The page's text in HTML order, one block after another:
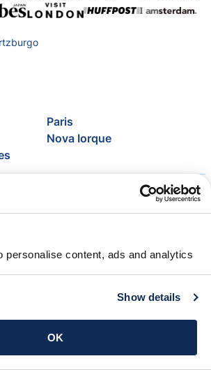
personalise content, ads and analytics
Show details
OK
Paris
Nova Iorque
Apoio
aérea
Termos e condições